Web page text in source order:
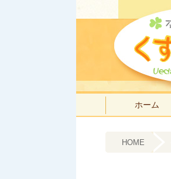
ホーム
HOME